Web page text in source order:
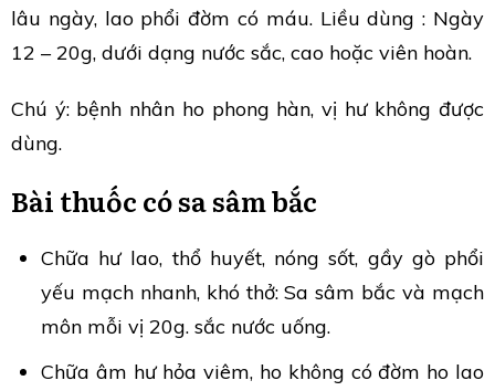
lâu ngày, lao phổi đờm có máu. Liều dùng : Ngày
12 – 20g, dưới dạng nước sắc, cao hoặc viên hoàn.
Chú ý: bệnh nhân ho phong hàn, vị hư không được
dùng.
Bài thuốc có sa sâm bắc
Chữa hư lao, thổ huyết, nóng sốt, gầy gò phổi
yếu mạch nhanh, khó thở: Sa sâm bắc và mạch
môn mỗi vị 20g. sắc nước uống.
Chữa âm hư hỏa viêm, ho không có đờm ho lao